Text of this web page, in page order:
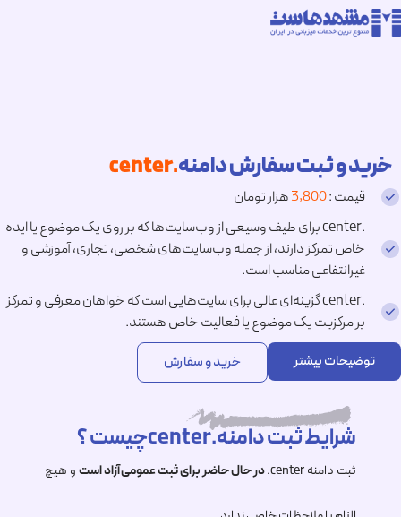
خرید و ثبت سفارش دامنه.center
قیمت :3,800هزار تومان
.center برای طیف وسیعی از وب‌سایت‌ها که بر روی یک موضوع یا ایده
خاص تمرکز دارند، از جمله وب‌سایت‌های شخصی، تجاری، آموزشی و
غیرانتفاعی مناسب است.
.center گزینه‌ای عالی برای سایت‌هایی است که خواهان معرفی و تمرکز
بر مرکزیت یک موضوع یا فعالیت خاص هستند.
توضیحات بیشتر خرید و سفارش
شرایط ثبت دامنه.centerچیست ؟
ثبت دامنه.centerدر حال حاضر برای ثبت عمومی آزاد استو هیچ